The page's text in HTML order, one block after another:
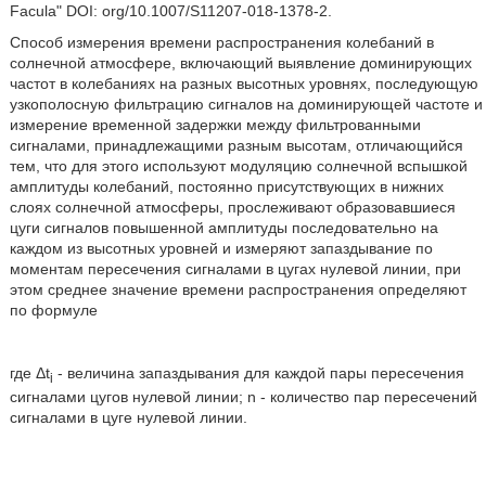
Facula" DOI: org/10.1007/S11207-018-1378-2.
Способ измерения времени распространения колебаний в
солнечной атмосфере, включающий выявление доминирующих
частот в колебаниях на разных высотных уровнях, последующую
узкополосную фильтрацию сигналов на доминирующей частоте и
измерение временной задержки между фильтрованными
сигналами, принадлежащими разным высотам, отличающийся
тем, что для этого используют модуляцию солнечной вспышкой
амплитуды колебаний, постоянно присутствующих в нижних
слоях солнечной атмосферы, прослеживают образовавшиеся
цуги сигналов повышенной амплитуды последовательно на
каждом из высотных уровней и измеряют запаздывание по
моментам пересечения сигналами в цугах нулевой линии, при
этом среднее значение времени распространения определяют
по формуле
где Δti - величина запаздывания для каждой пары пересечения
сигналами цугов нулевой линии; n - количество пар пересечений
сигналами в цуге нулевой линии.